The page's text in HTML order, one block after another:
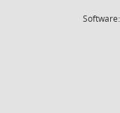
Software: